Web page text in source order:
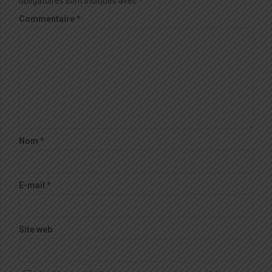
Commentaire*
Nom *
E-mail *
Site web